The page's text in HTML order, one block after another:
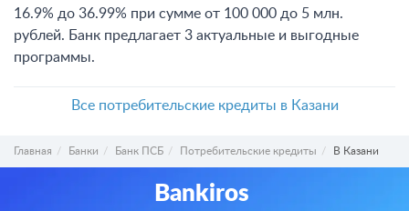
16.9% до 36.99% при сумме от 100 000 до 5 млн.
рублей. Банк предлагает 3 актуальные и выгодные
программы.
Все потребительские кредиты в Казани
Главная Банки Банк ПСБ Потребительские кредиты В Казани
Bankiros